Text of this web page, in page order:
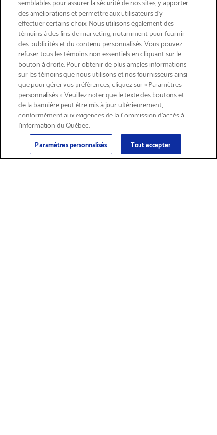
INSCRIVEZ-VOUS & ÉCONOMISEZ 15%
Courriel
Inscription
des améliorations et permettre aux utilisateurs d’y
effectuer certains choix. Nous utilisons également des
témoins à des fins de marketing, notamment pour fournir
des publicités et du contenu personnalisés. Vous pouvez
refuser tous les témoins non essentiels en cliquant sur le
bouton à droite. Pour obtenir de plus amples informations
sur les témoins que nous utilisons et nos fournisseurs ainsi
que pour gérer vos préférences, cliquez sur « Paramètres
personnalisés ». Veuillez noter que le texte des boutons et
de la bannière peut être mis à jour ultérieurement,
conformément aux exigences de la Commission d’accès à
l’information du Québec.
Paramètres personnalisés Tout accepter